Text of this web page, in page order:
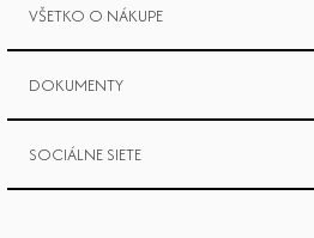
VŠETKO O NÁKUPE
DOKUMENTY
SOCIÁLNE SIETE